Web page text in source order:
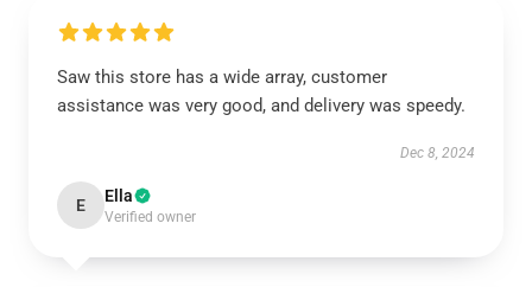
Saw this store has a wide array, customer
assistance was very good, and delivery was speedy.
Dec 8, 2024
E Ella
Verified owner